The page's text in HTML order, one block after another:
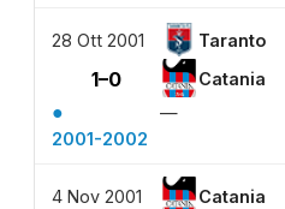
28 Ott 2001 Taranto
1–0 Catania
●
—
2001-2002
4 Nov 2001 Catania